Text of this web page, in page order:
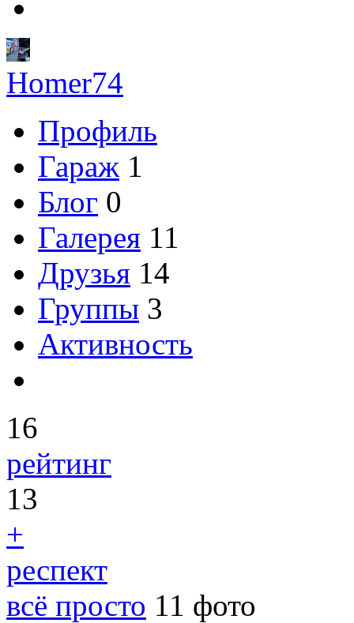
Homer74
Профиль
Гараж 1
Блог 0
Галерея 11
Друзья 14
Группы 3
Активность
16
рейтинг
13
+
респект
всё просто 11 фото